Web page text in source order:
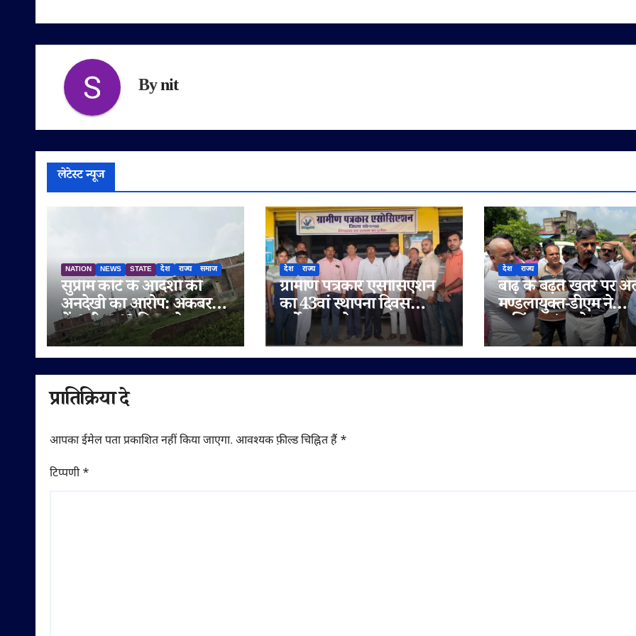
Bynit
लेटेस्ट न्यूज
NATION NEWS STATE देश राज्य समाज
सुप्रीम कोर्ट के आदेशों की
अनदेखी का आरोप: अकबरपुर
में 4 बीघा 10 बिस्वा के तालाब
की जमीन अभिलेखों में बदली,
अवैध प्लॉटिंग का भी दावा
देश राज्य
ग्रामीण पत्रकार एसोसिएशन
का 43वां स्थापना दिवस
हर्षोल्लास से मनाया गया
देश राज्य
बाढ़ के बढ़ते खतरे पर
मण्डलायुक्त-डीएम ने
हरसिंघपुर/मल्लेपुर का
निरीक्षण, 6 लेन पुल
लापरवाही पर FIR की
चेतावनी
प्रातिक्रिया दे
आपका ईमेल पता प्रकाशित नहीं किया जाएगा. आवश्यक फ़ील्ड चिह्नित हैं *
टिप्पणी*